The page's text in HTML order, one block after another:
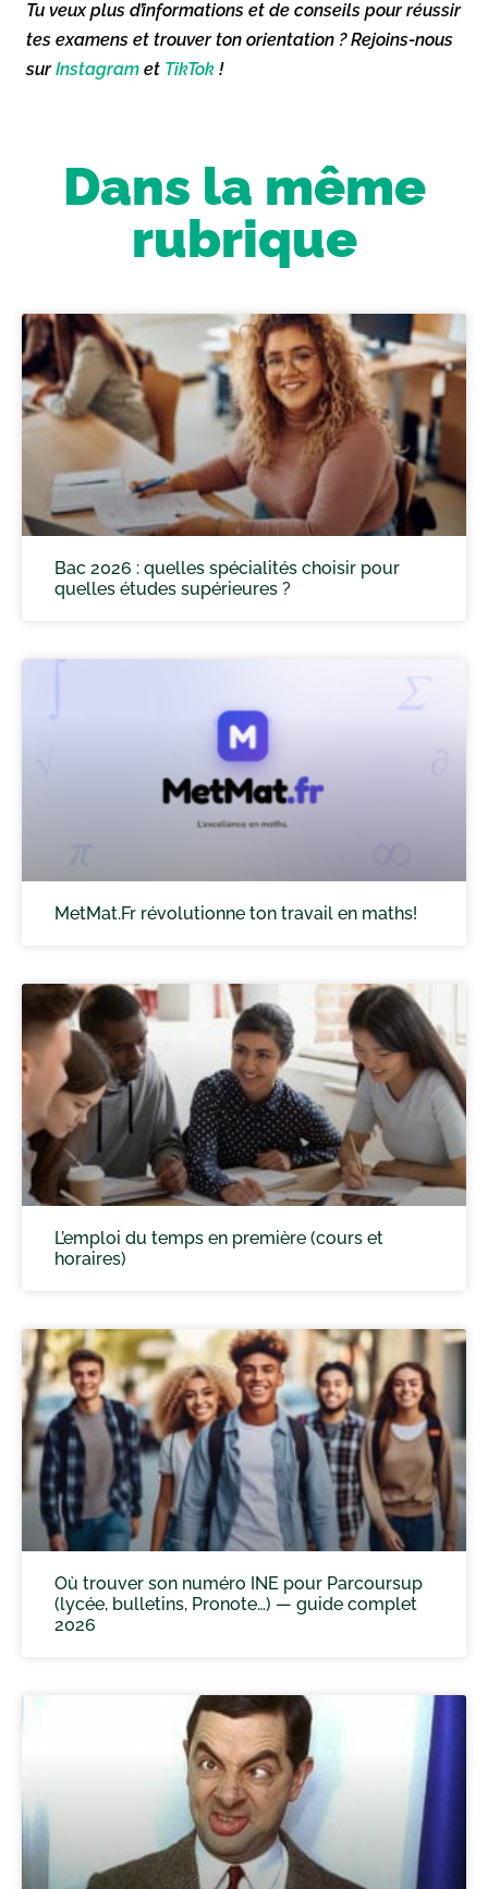
Tu veux plus d’informations et de conseils pour réussir
tes examens et trouver ton orientation ? Rejoins-nous
surInstagram et TikTok !
Dans la même
rubrique
Bac 2026 : quelles spécialités choisir pour
quelles études supérieures ?
MetMat.Fr révolutionne ton travail en maths!
L’emploi du temps en première (cours et
horaires)
Où trouver son numéro INE pour Parcoursup
(lycée, bulletins, Pronote…) — guide complet
2026